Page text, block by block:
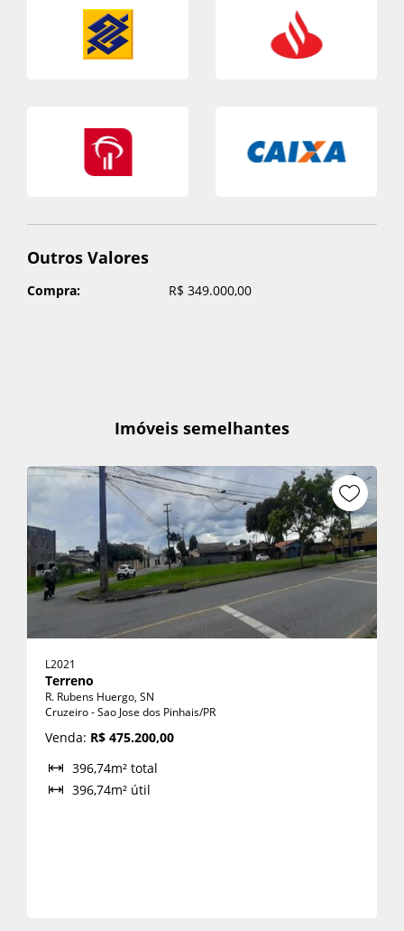
Outros Valores
Compra: R$ 349.000,00
Imóveis semelhantes
L2021
Terreno
R. Rubens Huergo, SN
Cruzeiro - Sao Jose dos Pinhais/PR
Venda: R$ 475.200,00
396,74m² total
396,74m² útil